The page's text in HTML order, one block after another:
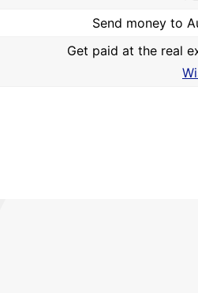
Send money to
Get paid at the real